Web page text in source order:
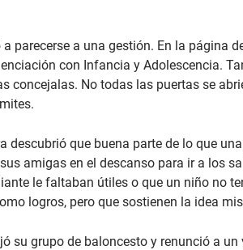
parecerse a una gestión. En la página
con Infancia y Adolescencia.
concejalas. No todas las puertas se
descubrió que buena parte de lo que
amigas en el descanso para ir a los
le faltaban útiles o que un niño no
logros, pero que sostienen la idea
su grupo de baloncesto y renunció a